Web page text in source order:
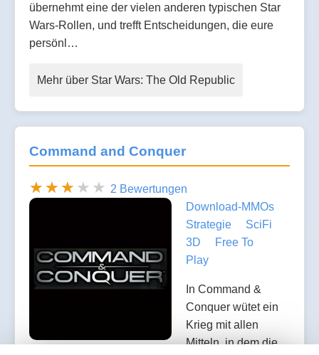
übernehmt eine der vielen anderen typischen Star
Wars-Rollen, und trefft Entscheidungen, die eure
persönl…
Mehr über Star Wars: The Old Republic
Command and Conquer
2 Bewertungen
Download-MMOs
Strategie
SciFi
3D
Free To
Play
In Command &
Conquer wütet ein
Krieg mit allen
Mitteln, in dem die